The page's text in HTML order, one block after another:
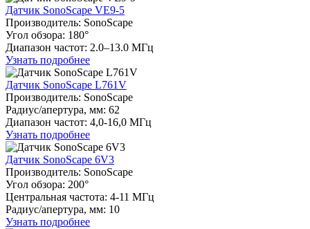
Датчик SonoScape VE9-5
Производитель: SonoScape
Угол обзора: 180°
Диапазон частот: 2.0–13.0 МГц
Узнать подробнее
Датчик SonoScape L761V
Производитель: SonoScape
Радиуc/апертура, мм: 62
Диапазон частот: 4,0-16,0 МГц
Узнать подробнее
Датчик SonoScape 6V3
Производитель: SonoScape
Угол обзора: 200°
Центральная частота: 4-11 МГц
Радиуc/апертура, мм: 10
Узнать подробнее